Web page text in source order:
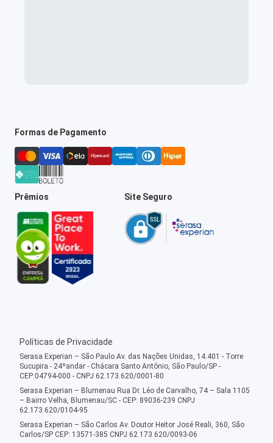
Formas de Pagamento
Prêmios Site Seguro
Políticas de Privacidade
Serasa Experian – São Paulo Av. das Nações Unidas, 14.401 - Torre
Sucupira - 24ºandar - Chácara Santo Antônio, São Paulo/SP -
CEP:04794-000 - CNPJ 62.173.620/0001-80
Serasa Experian – Blumenau Rua Dr. Léo de Carvalho, 74 – Sala 1105
– Bairro Velha, Blumenau/SC - CEP: 89036-239 CNPJ
62.173.620/0104-95
Serasa Experian – São Carlos Av. Doutor Heitor José Reali, 360, São
Carlos/SP CEP: 13571-385 CNPJ 62.173.620/0093-06